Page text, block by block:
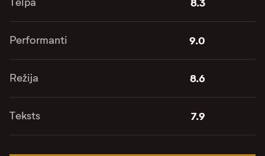
Performanti 9.0
Režija 8.6
Teksts 7.9